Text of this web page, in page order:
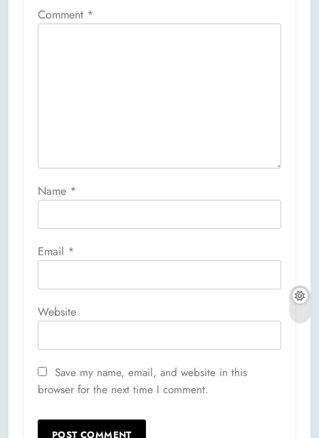
Comment *
Name *
Email *
Website
Save my name, email, and website in this
browser for the next time I comment.